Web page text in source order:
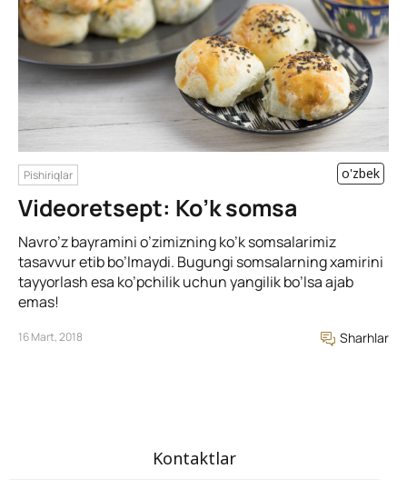
Pishiriqlar o'zbek
Videoretsept: Ko’k somsa
Navro’z bayramini o’zimizning ko’k somsalarimiz
tasavvur etib bo’lmaydi. Bugungi somsalarning xamirini
tayyorlash esa ko’pchilik uchun yangilik bo’lsa ajab
emas!
16 Mart, 2018 Sharhlar
Kontaktlar